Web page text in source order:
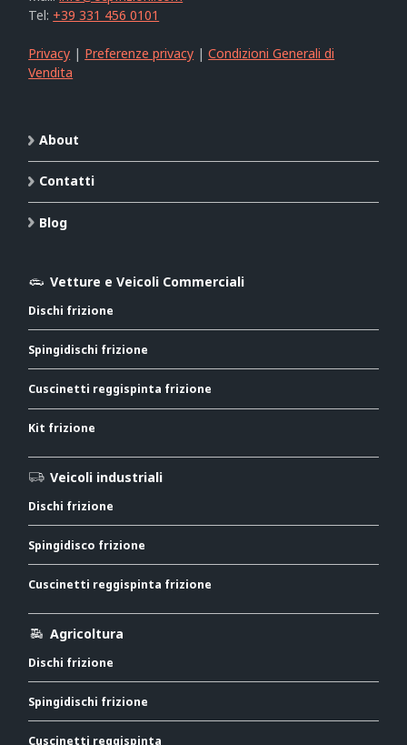
Tel: +39 331 456 0101
Privacy | Preferenze privacy |Condizioni Generali di
Vendita
About
Contatti
Blog
Vetture e Veicoli Commerciali
Dischi frizione
Spingidischi frizione
Cuscinetti reggispinta frizione
Kit frizione
Veicoli industriali
Dischi frizione
Spingidisco frizione
Cuscinetti reggispinta frizione
Agricoltura
Dischi frizione
Spingidischi frizione
Cuscinetti reggispinta